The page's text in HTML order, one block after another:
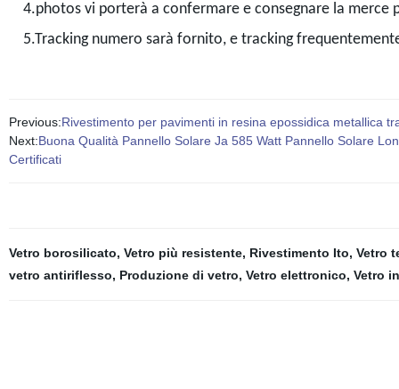
4.photos vi porterà a confermare e consegnare la merce
5.Tracking numero sarà fornito, e tracking
Previous:Rivestimento per pavimenti in resina epossidica metallica
Next:Buona Qualità Pannello Solare Ja 585 Watt Pannello Solare
Certificati
Vetro borosilicato, Vetro più resistente, Rivestimento Ito, Vetro
vetro antiriflesso, Produzione di vetro, Vetro elettronico, Vetro